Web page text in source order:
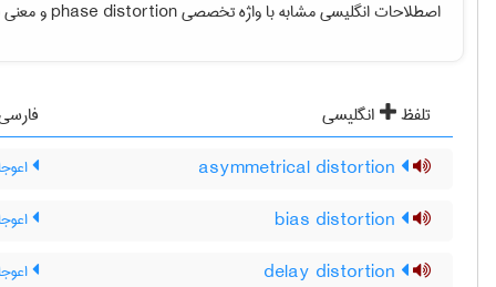
اصطلاحات انگلیسی مشابه با واژه تخصصیphase distortionو معنی
تلفظ انگلیسی